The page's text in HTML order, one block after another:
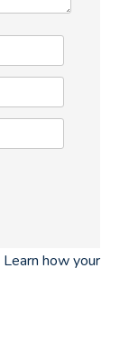
Learn how your